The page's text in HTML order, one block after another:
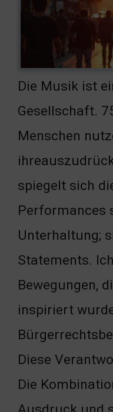
Die Musik ist
Gesellschaft.
Menschen
spiegelt sich
Performances
Unterhaltung;
Statements.
Bewegungen,
inspiriert
Diese
Die